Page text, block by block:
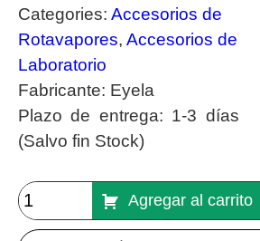
Categories: Accesorios de
Rotavapores, Accesorios de
Laboratorio
Fabricante: Eyela
Plazo de entrega: 1-3 días
(Salvo fin Stock)
Agregar al carrito